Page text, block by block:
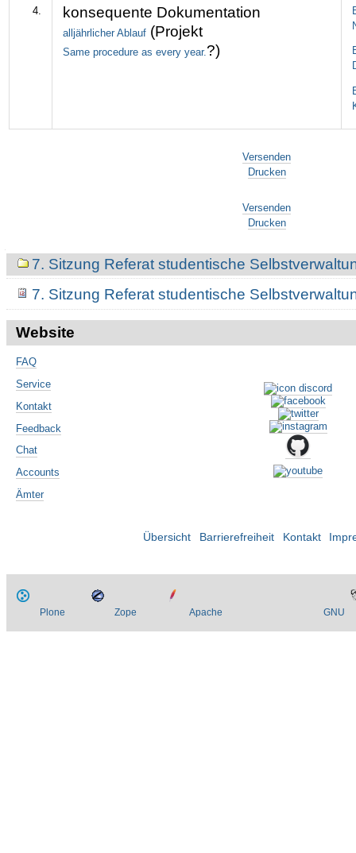
4. konsequente Dokumentation
alljährlicher Ablauf(Projekt
Same procedure as every year. ?)
Versenden
Drucken
Versenden
Drucken
Navigation7. Sitzung Referat studentische
7. Sitzung Referat studentische
Website
FAQ
Service
Kontakt
Feedback
Chat
Accounts
Ämter
Übersicht Barrierefreiheit Kontakt
Plone Zope Apache GNU